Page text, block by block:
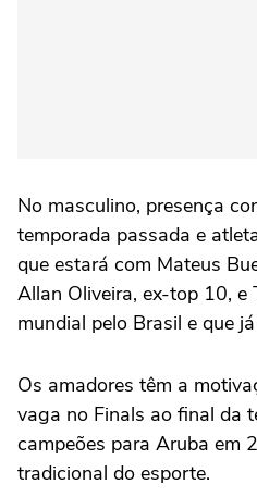
No masculino, presença
temporada passada e
que estará com Mateus
Allan Oliveira, ex-top 10, e
mundial pelo Brasil e que
Os amadores têm a
vaga no Finals ao final da
campeões para Aruba em
tradicional do esporte.